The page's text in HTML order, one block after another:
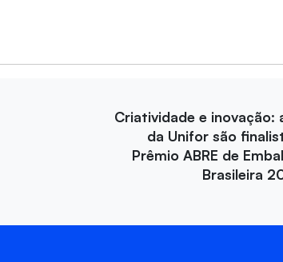
Criatividade e inovação:
da Unifor são
Prêmio ABRE de
Brasileira